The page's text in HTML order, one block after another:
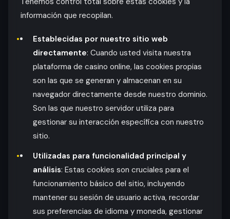
información que recopilan.
Establecidas por nuestro sitio web
directamente: Cuando usted visita nuestra
plataforma de casino online, las cookies propias
son las que se generan y almacenan en su
navegador directamente desde nuestro dominio.
Son las que nuestro servidor utiliza para
gestionar su interacción específica con nuestro
sitio.
Utilizadas para funcionalidad principal y
análisis: Estas cookies son cruciales para el
funcionamiento básico del sitio, incluyendo
mantener su sesión de usuario activa, recordar
sus preferencias de idioma y moneda, gestionar